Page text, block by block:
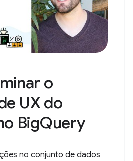
o
UX do
BigQuery
no conjunto de dados